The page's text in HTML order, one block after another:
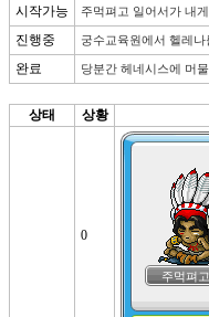
시작가능
진행중
완료 당분간 헤네시스에 머
상태 상황
0
주먹펴